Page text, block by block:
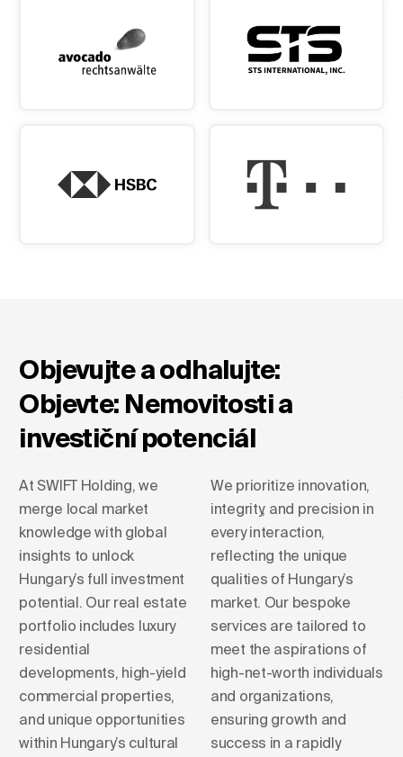
Objevujte a odhalujte:
Objevte: Nemovitosti a
investiční potenciál
At SWIFT Holding, we
merge local market
knowledge with global
insights to unlock
Hungary’s full investment
potential. Our real estate
portfolio includes luxury
residential
developments, high-yield
commercial properties,
and unique opportunities
within Hungary’s cultural
We prioritize innovation,
integrity, and precision in
every interaction,
reflecting the unique
qualities of Hungary’s
market. Our bespoke
services are tailored to
meet the aspirations of
high-net-worth individuals
and organizations,
ensuring growth and
success in a rapidly